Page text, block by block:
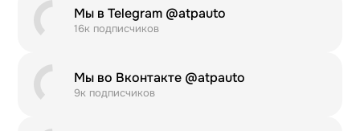
Мы в Telegram @atpauto
16к подписчиков
Мы во Вконтакте @atpauto
9к подписчиков